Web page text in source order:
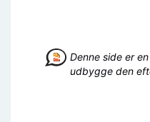
Denne side er en
udbygge den